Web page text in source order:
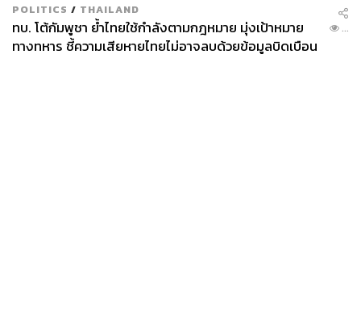
POLITICS / THAILAND
ทบ. โต้กัมพูชา ย้ำไทยใช้กำลังตามกฎหมาย มุ่งเป้าหมาย
ทางทหาร ชี้ความเสียหายไทยไม่อาจลบด้วยข้อมูลบิดเบือน
...